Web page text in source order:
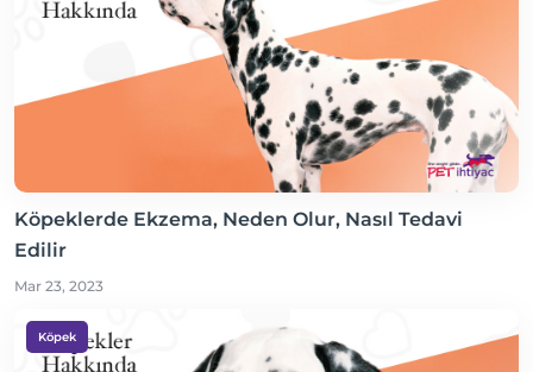
Köpeklerde Ekzema, Neden Olur, Nasıl Tedavi
Edilir
Mar 23, 2023
Köpek